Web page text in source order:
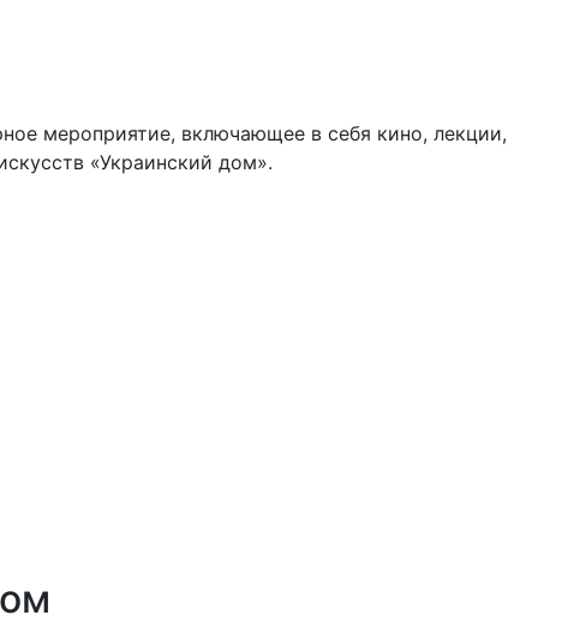
мероприятие, включающее в себя кино, лекции,
«Украинский дом».